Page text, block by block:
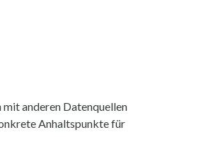
anderen Datenquellen
Anhaltspunkte für